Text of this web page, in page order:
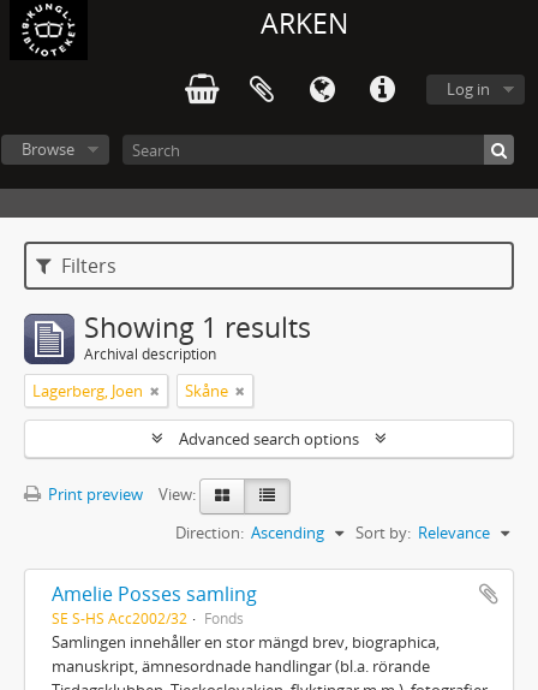
ARKEN
Log in
Browse
Filters
Showing 1 results
Archival description
Lagerberg, Joen Skåne
Advanced search options
Print preview
View:
Sort by: Relevance
Direction: Ascending
Amelie Posses samling
SE S-HS Acc2002/32 Fonds
Samlingen innehåller en stor mängd brev, biographica,
manuskript, ämnesordnade handlingar (bl.a. rörande